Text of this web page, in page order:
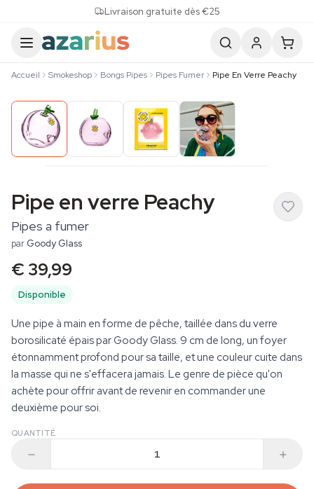
Livraison gratuite dès €25
Accueil Smokeshop Bongs Pipes Pipes Fumer Pipe En Verre Peachy
Pipe en verre Peachy
Pipes a fumer
par Goody Glass
€ 39,99
Disponible
Une pipe à main en forme de pêche, taillée dans du verre
borosilicaté épais par Goody Glass. 9 cm de long, un foyer
étonnamment profond pour sa taille, et une couleur cuite dans
la masse qui ne s'effacera jamais. Le genre de pièce qu'on
achète pour offrir avant de revenir en commander une
deuxième pour soi.
QUANTITÉ